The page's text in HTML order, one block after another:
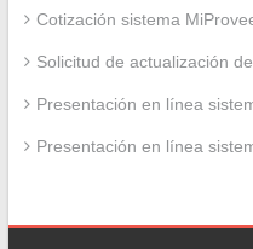
Cotización sistema
Solicitud de actualización
Presentación en línea
Presentación en línea